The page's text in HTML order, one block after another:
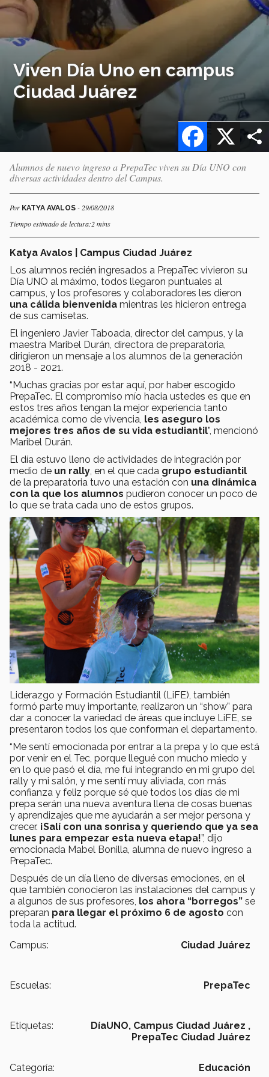
Viven Día Uno en campus
Ciudad Juárez
X
Facebook
Alumnos de nuevo ingreso a PrepaTec viven su Día UNO con
diversas actividades dentro del Campus.
Por KATYA AVALOS - 29/08/2018
Tiempo estimado de lectura:2 mins
Katya Avalos | Campus Ciudad Juárez
Los alumnos recién ingresados a PrepaTec vivieron su
Día UNO al máximo, todos llegaron puntuales al
campus, y los profesores y colaboradores les dieron
una cálida bienvenida mientras les hicieron entrega
de sus camisetas.
El ingeniero Javier Taboada, director del campus, y la
maestra Maribel Durán, directora de preparatoria,
dirigieron un mensaje a los alumnos de la generación
2018 - 2021.
“Muchas gracias por estar aquí, por haber escogido
PrepaTec. El compromiso mío hacia ustedes es que en
estos tres años tengan la mejor experiencia tanto
académica como de vivencia, les aseguro los
mejores tres años de su vida estudiantil”, mencionó
Maribel Durán.
El día estuvo lleno de actividades de integración por
medio de un rally , en el que cada grupo estudiantil
de la preparatoria tuvo una estación con una dinámica
con la que los alumnos pudieron conocer un poco de
lo que se trata cada uno de estos grupos.
Liderazgo y Formación Estudiantil (LiFE), también
formó parte muy importante, realizaron un “show” para
dar a conocer la variedad de áreas que incluye LiFE, se
presentaron todos los que conforman el departamento.
“Me sentí emocionada por entrar a la prepa y lo que está
por venir en el Tec, porque llegué con mucho miedo y
en lo que pasó el día, me fui integrando en mi grupo del
rally y mi salón, y me sentí muy aliviada, con más
confianza y feliz porque sé que todos los días de mi
prepa serán una nueva aventura llena de cosas buenas
y aprendizajes que me ayudarán a ser mejor persona y
crecer. ¡Salí con una sonrisa y queriendo que ya sea
lunes para empezar esta nueva etapa!”, dijo
emocionada Mabel Bonilla, alumna de nuevo ingreso a
PrepaTec.
Después de un día lleno de diversas emociones, en el
que también conocieron las instalaciones del campus y
a algunos de sus profesores, los ahora “borregos” se
preparan para llegar el próximo 6 de agosto con
toda la actitud.
Campus:
Ciudad Juárez
Escuelas: PrepaTec
Etiquetas: DíaUNO, Campus Ciudad Juárez ,
PrepaTec Ciudad Juárez
Categoría: Educación